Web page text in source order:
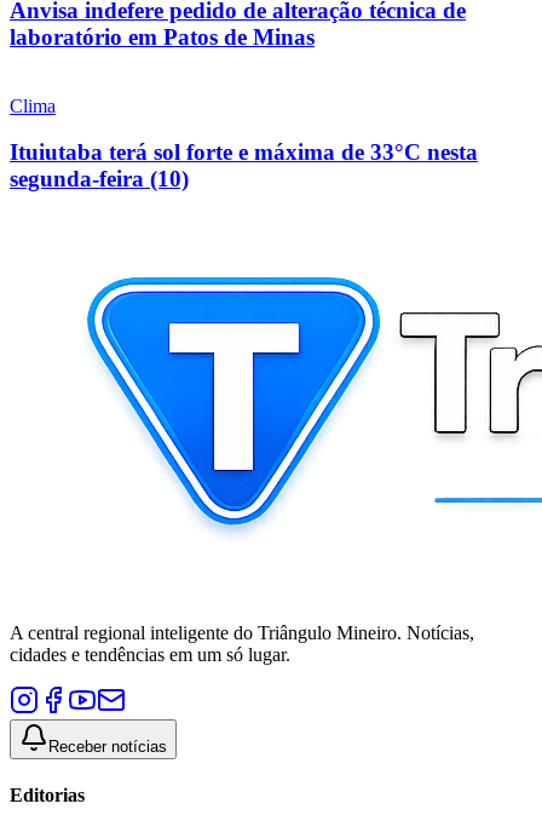
Anvisa indefere pedido de alteração técnica de
laboratório em Patos de Minas
Clima
Ituiutaba terá sol forte e máxima de 33°C nesta
segunda-feira (10)
A central regional inteligente do Triângulo Mineiro. Notícias,
cidades e tendências em um só lugar.
Receber notícias
Editorias